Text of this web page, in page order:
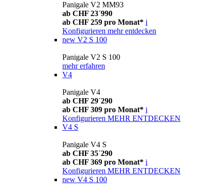
Panigale V2 MM93
ab CHF 23´990
ab CHF 259 pro Monat* i
Konfigurieren mehr entdecken
new V2 S 100
Panigale V2 S 100
mehr erfahren
V4
Panigale V4
ab CHF 29´290
ab CHF 309 pro Monat* i
Konfigurieren MEHR ENTDECKEN
V4 S
Panigale V4 S
ab CHF 35´290
ab CHF 369 pro Monat* i
Konfigurieren MEHR ENTDECKEN
new V4 S 100